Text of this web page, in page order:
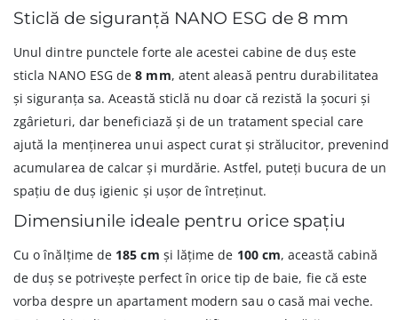
Sticlă de siguranță NANO ESG de 8 mm
Unul dintre punctele forte ale acestei cabine de duș este
sticla NANO ESG de8 mm, atent aleasă pentru durabilitatea
și siguranța sa. Această sticlă nu doar că rezistă la șocuri și
zgârieturi, dar beneficiază și de un tratament special care
ajută la menținerea unui aspect curat și strălucitor, prevenind
acumularea de calcar și murdărie. Astfel, puteți bucura de un
spațiu de duș igienic și ușor de întreținut.
Dimensiunile ideale pentru orice spațiu
Cu o înălțime de 185 cm și lățime de 100 cm, această cabină
de duș se potrivește perfect în orice tip de baie, fie că este
vorba despre un apartament modern sau o casă mai veche.